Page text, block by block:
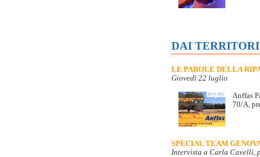
DAI TERRITORI
LE PAROLE DELLA
Giovedì 22 luglio
Anffas
70/A,
SPECIAL TEAM
Intervista a Carla Cavelli,